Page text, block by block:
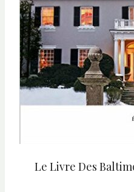
Le Livre Des